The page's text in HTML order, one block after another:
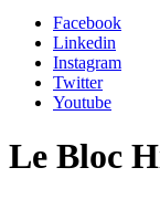
Facebook
Linkedin
Instagram
Twitter
Youtube
Le Bloc